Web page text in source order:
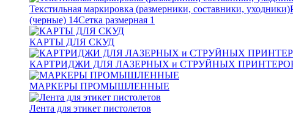
Текстильная маркировка (размерники, составники, уходники)
(черные) 14Сетка размерная 1
КАРТЫ ДЛЯ СКУД
КАРТРИДЖИ ДЛЯ ЛАЗЕРНЫХ и СТРУЙНЫХ
МАРКЕРЫ ПРОМЫШЛЕННЫЕ
Лента для этикет пистолетов